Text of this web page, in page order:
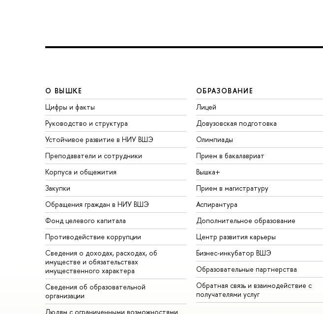
О ВЫШКЕ
Цифры и факты
Руководство и структура
Устойчивое развитие в НИУ ВШЭ
Преподаватели и сотрудники
Корпуса и общежития
Закупки
Обращения граждан в НИУ ВШЭ
Фонд целевого капитала
Противодействие коррупции
Сведения о доходах, расходах, об
имуществе и обязательствах
имущественного характера
Сведения об образовательной
организации
Людям с ограниченными возможностями
ОБРАЗОВАНИЕ
Лицей
Довузовская подготовка
Олимпиады
Прием в бакалавриат
Вышка+
Прием в магистратуру
Аспирантура
Дополнительное образование
Центр развития карьеры
Бизнес-инкубатор ВШЭ
Образовательные партнерства
Обратная связь и взаимодействие с
получателями услуг